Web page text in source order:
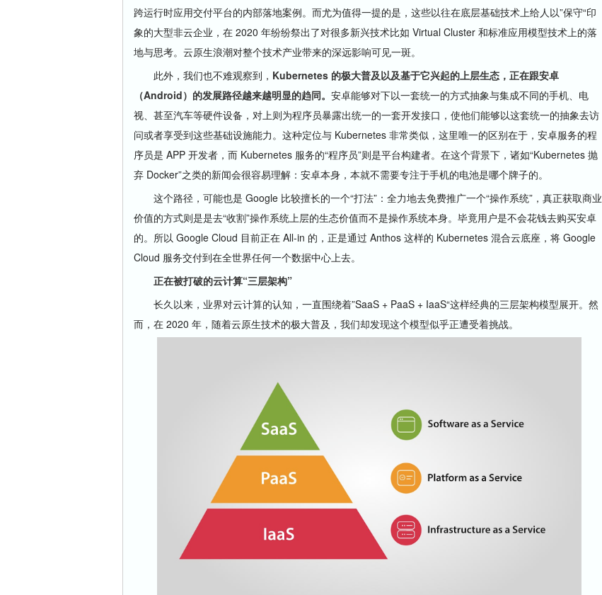
跨运行时应用交付平台的内部落地案例。而尤为值得一提的是，这些以往在底层基础技术上给人以”保守“印
象的大型非云企业，在 2020 年纷纷祭出了对很多新兴技术比如 Virtual Cluster 和标准应用模型技术上的落
地与思考。云原生浪潮对整个技术产业带来的深远影响可见一斑。
此外，我们也不难观察到， Kubernetes 的极大普及以及基于它兴起的上层生态，正在跟安卓
（Android）的发展路径越来越明显的趋同。 安卓能够对下以一套统一的方式抽象与集成不同的手机、电
视、甚至汽车等硬件设备，对上则为程序员暴露出统一的一套开发接口，使他们能够以这套统一的抽象去访
问或者享受到这些基础设施能力。这种定位与 Kubernetes 非常类似，这里唯一的区别在于，安卓服务的程
序员是 APP 开发者，而 Kubernetes 服务的“程序员”则是平台构建者。在这个背景下，诸如“Kubernetes 抛
弃 Docker”之类的新闻会很容易理解：安卓本身，本就不需要专注于手机的电池是哪个牌子的。
这个路径，可能也是 Google 比较擅长的一个“打法”：全力地去免费推广一个“操作系统”，真正获取商业
价值的方式则是是去“收割”操作系统上层的生态价值而不是操作系统本身。毕竟用户是不会花钱去购买安卓
的。所以 Google Cloud 目前正在 All-in 的，正是通过 Anthos 这样的 Kubernetes 混合云底座，将 Google
Cloud 服务交付到在全世界任何一个数据中心上去。
正在被打破的云计算“三层架构”
长久以来，业界对云计算的认知，一直围绕着”SaaS + PaaS + IaaS“这样经典的三层架构模型展开。然
而，在 2020 年，随着云原生技术的极大普及，我们却发现这个模型似乎正遭受着挑战。